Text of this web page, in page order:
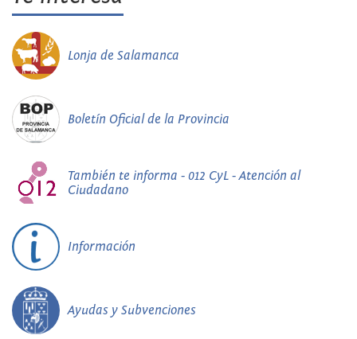
Lonja de Salamanca
Boletín Oficial de la Provincia
También te informa - 012 CyL - Atención al
Ciudadano
Información
Ayudas y Subvenciones